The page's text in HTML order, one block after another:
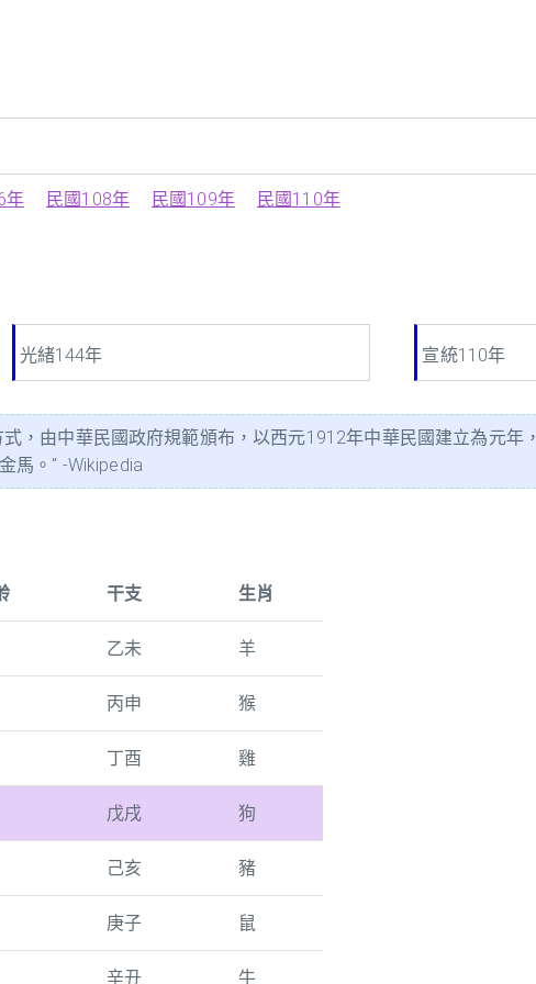
年 民國108年 民國109年 民國110年
光緒144年 宣統110年
，由中華民國政府規範頒布，以西元1912年中華民國建立為元年
馬。" -Wikipedia
干支 生肖
乙未 羊
丙申 猴
丁酉 雞
戊戌 狗
己亥 豬
庚子 鼠
辛丑 牛